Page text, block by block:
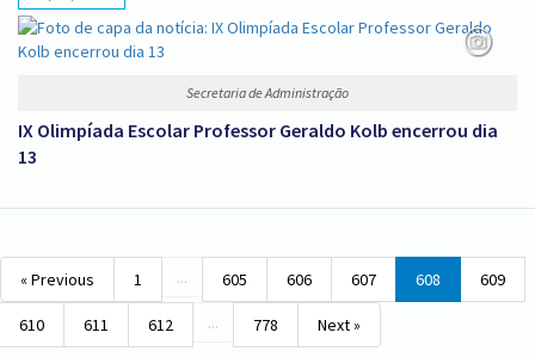
Secretaria de Administração
IX Olimpíada Escolar Professor Geraldo Kolb encerrou dia
13
« Previous 1 ... 605 606 607 608 609
610 611 612 ... 778 Next »